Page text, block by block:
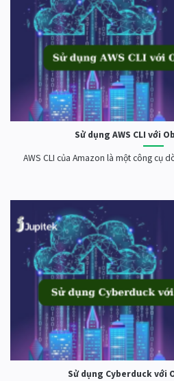
Sử dụng AWS CLI với
AWS CLI của Amazon là một công cụ
Sử dụng Cyberduck với